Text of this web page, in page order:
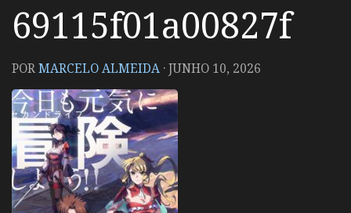
69115f01a00827f
PORMARCELO ALMEIDA ·JUNHO 10, 2026